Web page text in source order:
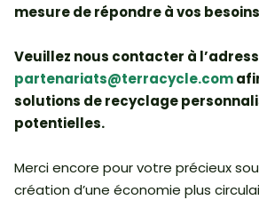
mesure de répondre à vos
Veuillez nous contacter à
partenariats@terracycle.com
solutions de recyclage
potentielles.
Merci encore pour votre précieux
création d’une économie plus